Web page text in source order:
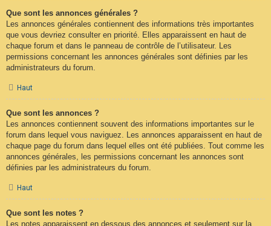
Que sont les annonces générales ?
Les annonces générales contiennent des informations très importantes
que vous devriez consulter en priorité. Elles apparaissent en haut de
chaque forum et dans le panneau de contrôle de l’utilisateur. Les
permissions concernant les annonces générales sont définies par les
administrateurs du forum.
Haut
Que sont les annonces ?
Les annonces contiennent souvent des informations importantes sur le
forum dans lequel vous naviguez. Les annonces apparaissent en haut de
chaque page du forum dans lequel elles ont été publiées. Tout comme les
annonces générales, les permissions concernant les annonces sont
définies par les administrateurs du forum.
Haut
Que sont les notes ?
Les notes apparaissent en dessous des annonces et seulement sur la